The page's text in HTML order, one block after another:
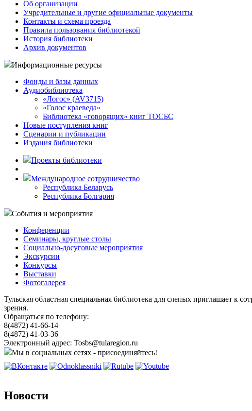
Об организации
Учредительные и другие официальные документы
Контакты и схема проезда
Правила пользования библиотекой
История библиотеки
Архив документов
Информационные ресурсы
Фонды и базы данных
Аудиобиблиотека
«Логос» (AV3715)
«Голос краеведа»
Библиотека «говорящих» книг ТОСБС
Новые поступления книг
Сценарии и публикации
Издания библиотеки
Проекты библиотеки
Международное сотрудничество
Республика Беларусь
Республика Болгария
События и мероприятия
Конференции
Семинары, круглые столы
Социально-досуговые мероприятия
Экскурсии
Конкурсы
Выставки
Фотогалерея
Тульская областная специальная библиотека для слепых приглашает к
зрения.
Обращаться по телефону:
8(4872) 41-66-14
8(4872) 41-03-36
Электронный адрес: Tosbs@tularegion.ru
Мы в социальных сетях - присоединяйтесь!
Новости